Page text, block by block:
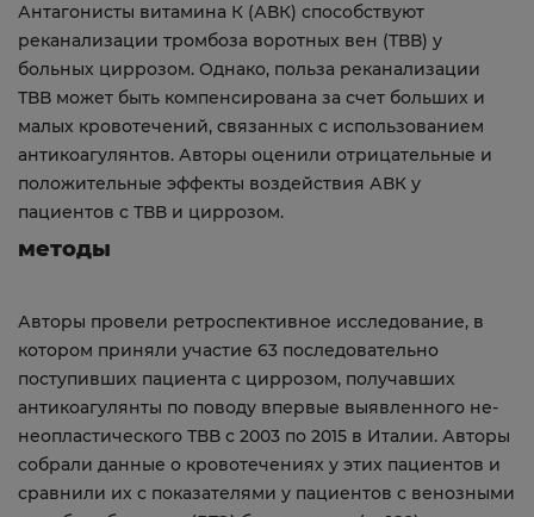
Антагонисты витамина К (АВК) способствуют
реканализации тромбоза воротных вен (ТВВ) у
больных циррозом. Однако, польза реканализации
ТВВ может быть компенсирована за счет больших и
малых кровотечений, связанных с использованием
антикоагулянтов. Авторы оценили отрицательные и
положительные эффекты воздействия АВК у
пациентов с ТВВ и циррозом.
методы
Авторы провели ретроспективное исследование, в
котором приняли участие 63 последовательно
поступивших пациента с циррозом, получавших
антикоагулянты по поводу впервые выявленного не-
неопластического ТВВ с 2003 по 2015 в Италии. Авторы
собрали данные о кровотечениях у этих пациентов и
сравнили их с показателями у пациентов с венозными